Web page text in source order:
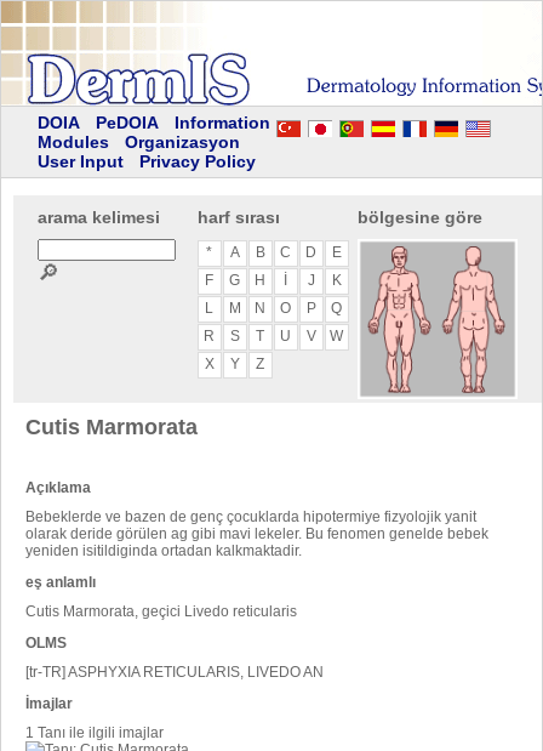
DOIA PeDOIA
Information
Modules
Organizasyon
User Input
Privacy Policy
arama kelimesi
🔎
harf sırası
* A B C D
E
F
G H J
K
L
M N O P
Q
R
S T U V
W
X
Y Z
bölgesine göre
Cutis Marmorata
Açıklama
Bebeklerde ve bazen de genç çocuklarda hipotermiye fizyolojik yanit
olarak deride görülen ag gibi mavi lekeler. Bu fenomen genelde bebek
yeniden isitildiginda ortadan kalkmaktadir.
eş anlamlı
Cutis Marmorata, geçici Livedo reticularis
OLMS
[tr-TR] ASPHYXIA RETICULARIS, LIVEDO AN
İmajlar
1 Tanı ile ilgili imajlar